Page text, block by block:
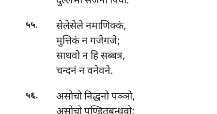
५५. सेलेसेलेनमाणिक्कं,
मुत्तिकं न गजेगजे;
साधवो न हि सब्बत्र,
चन्दनं न वनेवने.
५६. असोचोनिद्धनो पञ्ञो,